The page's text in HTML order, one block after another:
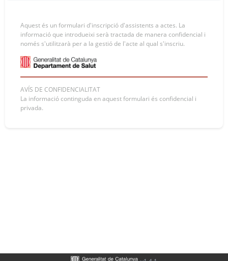
Aquest és un formulari d'inscripció d'assistents a actes. La
informació que introdueixi serà tractada de manera confidencial i
només s'utilitzarà per a la gestió de l'acte al qual s'inscriu.
AVÍS DE CONFIDENCIALITAT
La informació continguda en aquest formulari és confidencial i
privada.